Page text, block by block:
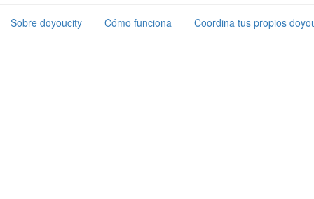
Sobre doyoucity Cómo funciona Coordina tus propios